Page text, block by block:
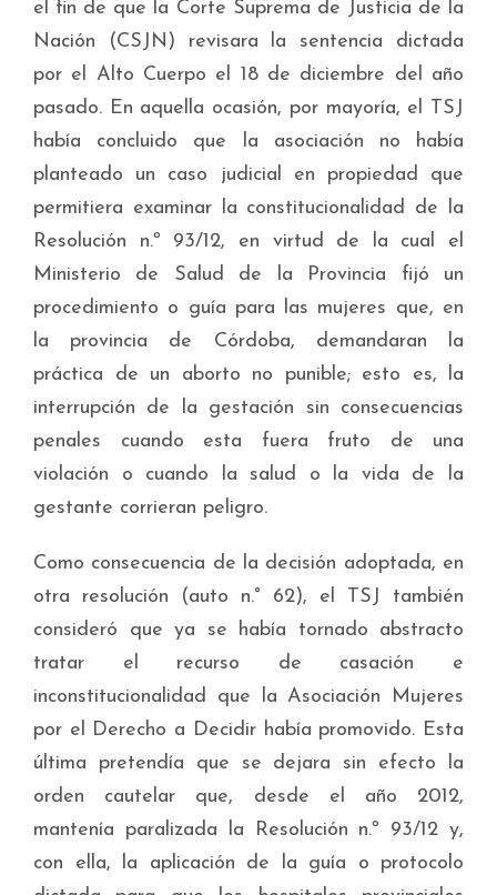
el fin de que la Corte Suprema de Justicia de la
Nación (CSJN) revisara la sentencia dictada
por el Alto Cuerpo el 18 de diciembre del año
pasado. En aquella ocasión, por mayoría, el TSJ
había concluido que la asociación no había
planteado un caso judicial en propiedad que
permitiera examinar la constitucionalidad de la
Resolución n.º 93/12, en virtud de la cual el
Ministerio de Salud de la Provincia fijó un
procedimiento o guía para las mujeres que, en
la provincia de Córdoba, demandaran la
práctica de un aborto no punible; esto es, la
interrupción de la gestación sin consecuencias
penales cuando esta fuera fruto de una
violación o cuando la salud o la vida de la
gestante corrieran peligro.
Como consecuencia de la decisión adoptada, en
otra resolución (auto n.° 62), el TSJ también
consideró que ya se había tornado abstracto
tratar el recurso de casación e
inconstitucionalidad que la Asociación Mujeres
por el Derecho a Decidir había promovido. Esta
última pretendía que se dejara sin efecto la
orden cautelar que, desde el año 2012,
mantenía paralizada la Resolución n.º 93/12 y,
con ella, la aplicación de la guía o protocolo